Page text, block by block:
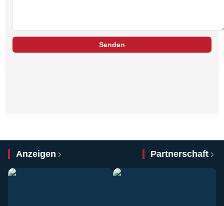
Senden
Anzeigen Partnerschaft